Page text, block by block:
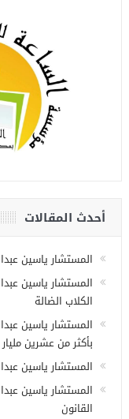
أحدث المقالات
المستشار ياسين
المستشار ياسين
الكلاب الضالة
المستشار ياسين
بأكثر من عشرين
المستشار ياسين
المستشار ياسين
القانون